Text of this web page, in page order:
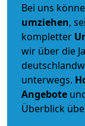
Bei uns
umziehen,
kompletter
wir über die
unterwegs.
Angebote
Überblick